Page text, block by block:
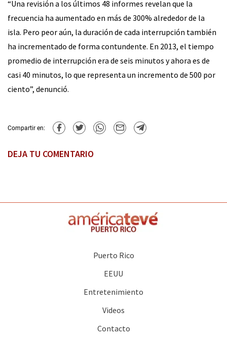
“Una revisión a los últimos 48 informes revelan que la
frecuencia ha aumentado en más de 300% alrededor de la
isla. Pero peor aún, la duración de cada interrupción también
ha incrementado de forma contundente. En 2013, el tiempo
promedio de interrupción era de seis minutos y ahora es de
casi 40 minutos, lo que representa un incremento de 500 por
ciento”, denunció.
Compartir en:
DEJA TU COMENTARIO
Puerto Rico
EEUU
Entretenimiento
Videos
Contacto